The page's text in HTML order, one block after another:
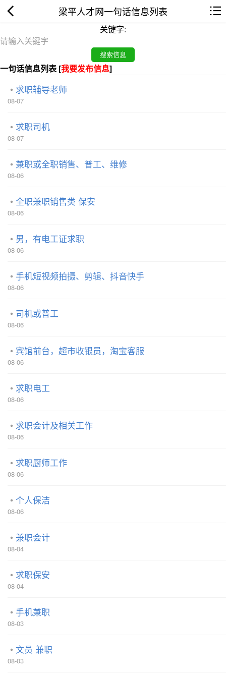
梁平人才网一句话信息列表
关键字:
一句话信息列表 [我要发布信息]
求职辅导老师
08-07
求职司机
08-07
兼职或全职销售、普工、维修
08-06
全职兼职销售类 保安
08-06
男，有电工证求职
08-06
手机短视频拍摄、剪辑、抖音快手
08-06
司机或普工
08-06
宾馆前台，超市收银员，淘宝客服
08-06
求职电工
08-06
求职会计及相关工作
08-06
求职厨师工作
08-06
个人保洁
08-06
兼职会计
08-04
求职保安
08-04
手机兼职
08-03
文员 兼职
08-03